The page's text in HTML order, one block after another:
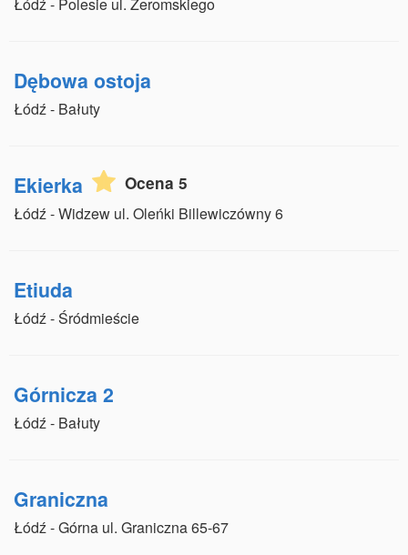
Dębowa ostoja
Łódź - Bałuty
Ekierka Ocena 5
Łódź - Widzew ul. Oleńki Billewiczówny 6
Etiuda
Łódź - Śródmieście
Górnicza 2
Łódź - Bałuty
Graniczna
Łódź - Górna ul. Graniczna 65-67